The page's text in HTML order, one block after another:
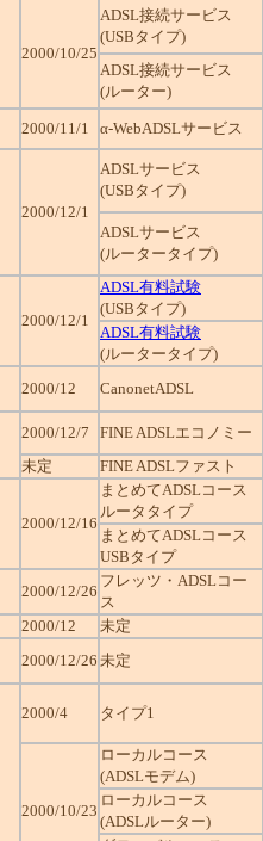
2000/10/25
ADSL接続サービス
(USBタイプ)
ADSL接続サービス
(ルーター)
2000/11/1 α-WebADSLサービス
2000/12/1
ADSLサービス
(USBタイプ)
ADSLサービス
(ルータータイプ)
2000/12/1
ADSL有料試験
(USBタイプ)
ADSL有料試験
(ルータータイプ)
2000/12 CanonetADSL
2000/12/7
FINE ADSLエコノミー
未定
FINE ADSLファスト
2000/12/16
まとめてADSLコース
ルータタイプ
まとめてADSLコース
USBタイプ
2000/12/26
フレッツ・ADSLコー
ス
2000/12
未定
2000/12/26 未定
2000/4 タイプ1
2000/10/23
ローカルコース
(ADSLモデム)
ローカルコース
(ADSLルーター)